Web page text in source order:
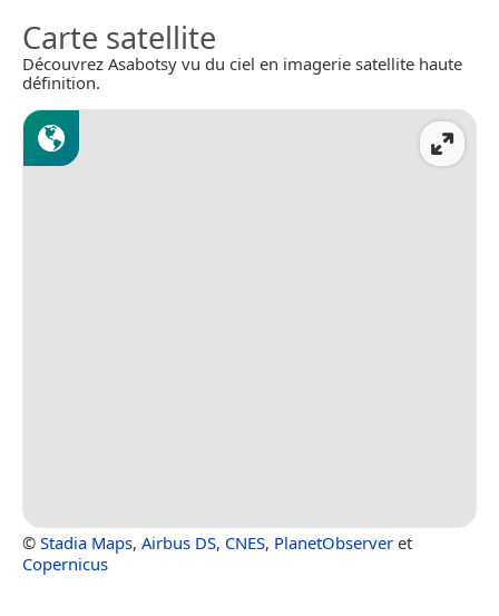
Carte satellite
Découvrez Asabotsy vu du ciel en imagerie satellite haute
définition.
© Stadia Maps, Airbus DS, CNES, PlanetObserver et
Copernicus